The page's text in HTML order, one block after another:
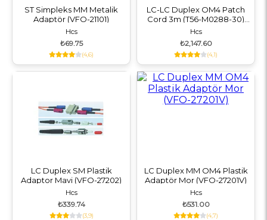
ST Simpleks MM Metalik
Adaptör (VFO-21101)
Hcs
₺69.75
(4,6)
LC-LC Duplex OM4 Patch
Cord 3m (T56-M0288-30)
Kablo
Hcs
₺2,147.60
(4,1)
LC Duplex SM Plastik
Adaptor Mavi (VFO-27202)
Hcs
₺339.74
(3,9)
LC Duplex MM OM4 Plastik
Adaptör Mor (VFO-27201V)
Hcs
₺531.00
(4,7)